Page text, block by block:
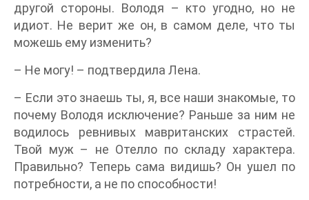
другой стороны. Володя – кто угодно, но не
идиот. Не верит же он, в самом деле, что ты
можешь ему изменить?
– Не могу! – подтвердила Лена.
– Если это знаешь ты, я, все наши знакомые, то
почему Володя исключение? Раньше за ним не
водилось ревнивых мавританских страстей.
Твой муж – не Отелло по складу характера.
Правильно? Теперь сама видишь? Он ушел по
потребности, а не по способности!